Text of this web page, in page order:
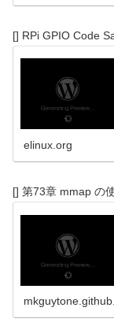
[] RPi GPIO Code
elinux.org
[] 第73章 mmap の